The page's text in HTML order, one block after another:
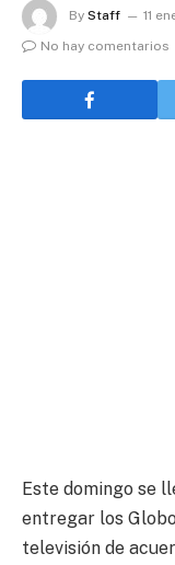
By Staff 11
No hay comentarios
Este domingo se
entregar los
televisión de